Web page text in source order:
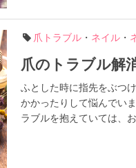
爪トラブル ・ ネイル ・
爪のトラブル解
ふとした時に指先をぶつ
かかったりして悩んでい
ラブルを抱えていては、